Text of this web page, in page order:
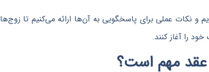
و نکات عملی برای پاسخگویی به آن‌ها ارائه می‌کنیم تا زوج‌ها
را آغاز کنند.
عقد مهم است؟